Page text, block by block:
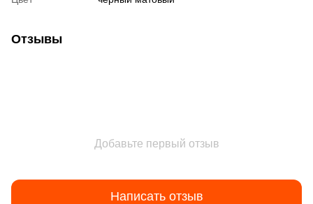
Отзывы
Добавьте первый отзыв
Написать отзыв